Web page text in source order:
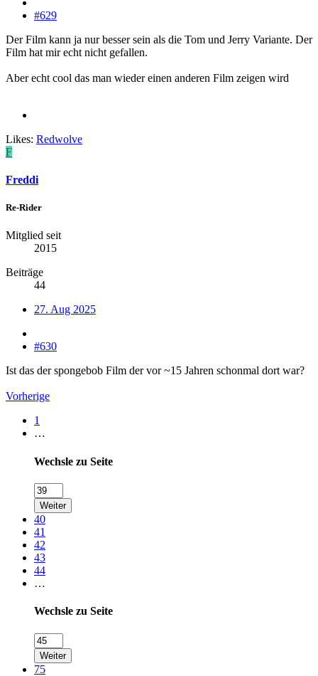
#629
Der Film kann ja nur besser sein als die Tom und Jerry Variante. Der
Film hat mir echt nicht gefallen.
Aber echt cool das man wieder einen anderen Film zeigen wird
Likes: Redwolve
F
Freddi
Re-Rider
Mitglied seit
2015
Beiträge
44
27. Aug 2025
#630
Ist das der spongebob Film der vor ~15 Jahren schonmal dort war?
Vorherige
1
…
Wechsle zu Seite
Weiter
40
41
42
43
44
…
Wechsle zu Seite
Weiter
75